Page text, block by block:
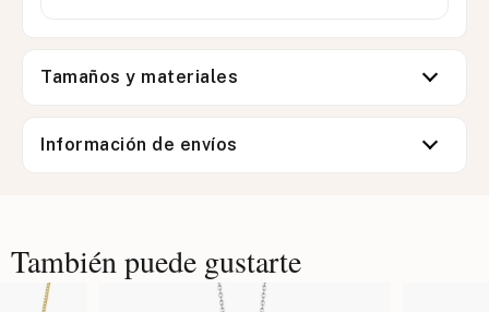
Tamaños y materiales
Información de envíos
También puede gustarte